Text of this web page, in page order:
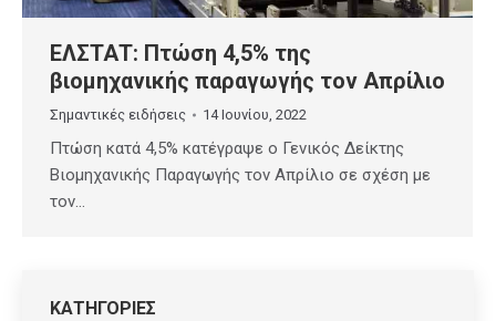
ΕΛΣΤΑΤ: Πτώση 4,5% της
βιομηχανικής παραγωγής τον Απρίλιο
Σημαντικές ειδήσεις 14 Ιουνίου, 2022
Πτώση κατά 4,5% κατέγραψε ο Γενικός Δείκτης
Βιομηχανικής Παραγωγής τον Απρίλιο σε σχέση με
τον…
ΚΑΤΗΓΟΡΙΕΣ